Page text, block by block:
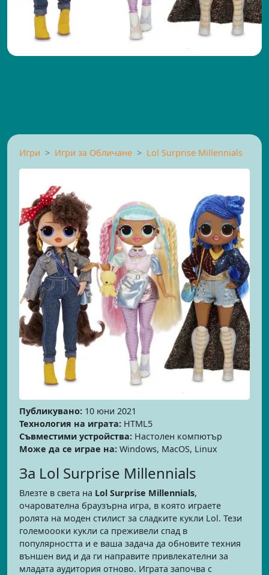
Игри Игри за Обличане Lol Surprise Millennials
Публикувано: 10 юни 2021
Технология на играта: HTML5
Съвместими устройства: Настолен компютър
Може да се играе на: Windows, MacOS, Linux
За Lol Surprise Millennials
Влезте в света на Lol Surprise Millennials,
очарователна браузърна игра, в която играете
ролята на моден стилист за сладките кукли Lol. Тези
големоооки кукли са преживели спад в
популярността и е ваша задача да обновите техния
външен вид и да ги направите привлекателни за
младата аудитория отново. Играта започва с